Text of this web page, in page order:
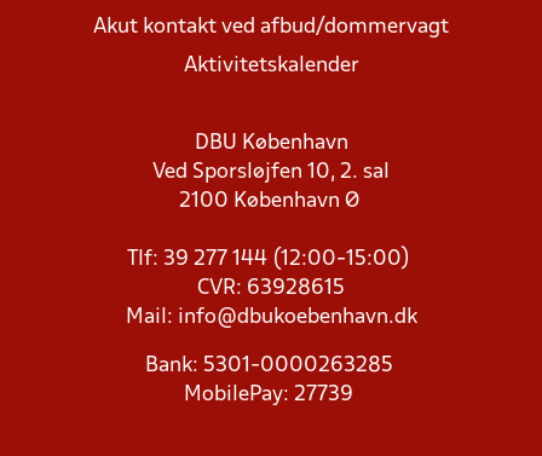
Akut kontakt ved afbud/dommervagt
Aktivitetskalender
DBU København
Ved Sporsløjfen 10, 2. sal
2100 København Ø
Tlf: 39 277 144 (12:00-15:00)
CVR: 63928615
Mail: info@dbukoebenhavn.dk
Bank: 5301-0000263285
MobilePay: 27739